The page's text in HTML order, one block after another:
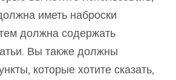
иметь наброски
должна содержать
Вы также должны
которые хотите сказать,